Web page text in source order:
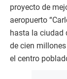
proyecto de
aeropuerto
hasta la ciudad
de cien
el centro